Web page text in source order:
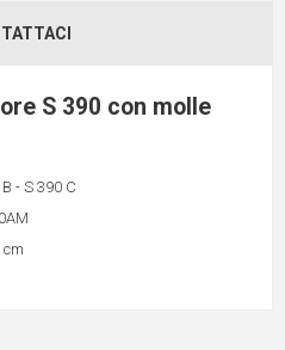
S 390 con molle
- S 390 C
cm